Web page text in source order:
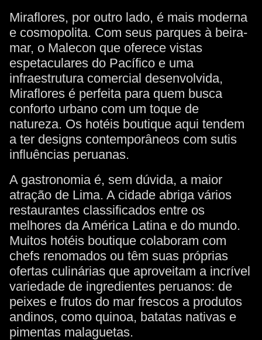
Miraflores, por outro lado, é mais moderna
e cosmopolita. Com seus parques à beira-
mar, o Malecon que oferece vistas
espetaculares do Pacífico e uma
infraestrutura comercial desenvolvida,
Miraflores é perfeita para quem busca
conforto urbano com um toque de
natureza. Os hotéis boutique aqui tendem
a ter designs contemporâneos com sutis
influências peruanas.
A gastronomia é, sem dúvida, a maior
atração de Lima. A cidade abriga vários
restaurantes classificados entre os
melhores da América Latina e do mundo.
Muitos hotéis boutique colaboram com
chefs renomados ou têm suas próprias
ofertas culinárias que aproveitam a incrível
variedade de ingredientes peruanos: de
peixes e frutos do mar frescos a produtos
andinos, como quinoa, batatas nativas e
pimentas malaguetas.